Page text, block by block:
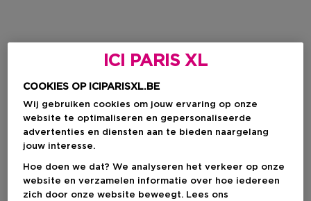
ICI PARIS XL
COOKIES OP ICIPARISXL.BE
Wij gebruiken cookies om jouw ervaring op onze
website te optimaliseren en gepersonaliseerde
advertenties en diensten aan te bieden naargelang
jouw interesse.
Hoe doen we dat? We analyseren het verkeer op onze
website en verzamelen informatie over hoe iedereen
zich door onze website beweegt. Lees ons